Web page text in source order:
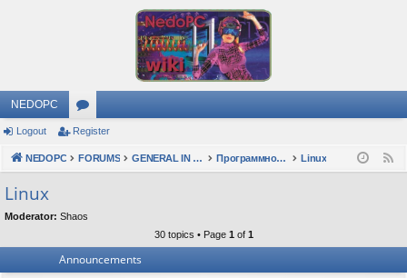
NEDOPC
or
u
s
Logout Register
NEDOPC FORUMS GENERAL IN RUSSIAN Программное обеспечение Linux
Linux
Moderator: Shaos
30 topics • Page 1 of 1
Announcements